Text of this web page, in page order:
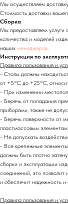
Мы осуществляем
Стоимость доставки
Сборка
Мы предоставляем услуги
количества и моделей
наших менеджеров.
Инструкция по
Правила пользования и
- Столы должны
от +5°C до +25°C,
- При изменении
- Беречь от попадания
приборами, также не
- Беречь поверхности от
пластмассовым элементам
- Не допускать
- Все крепежные
должны быть плотно
сборки и эксплуатации
соединений, это позволит
и обеспечит надежность и
Правила пользования и